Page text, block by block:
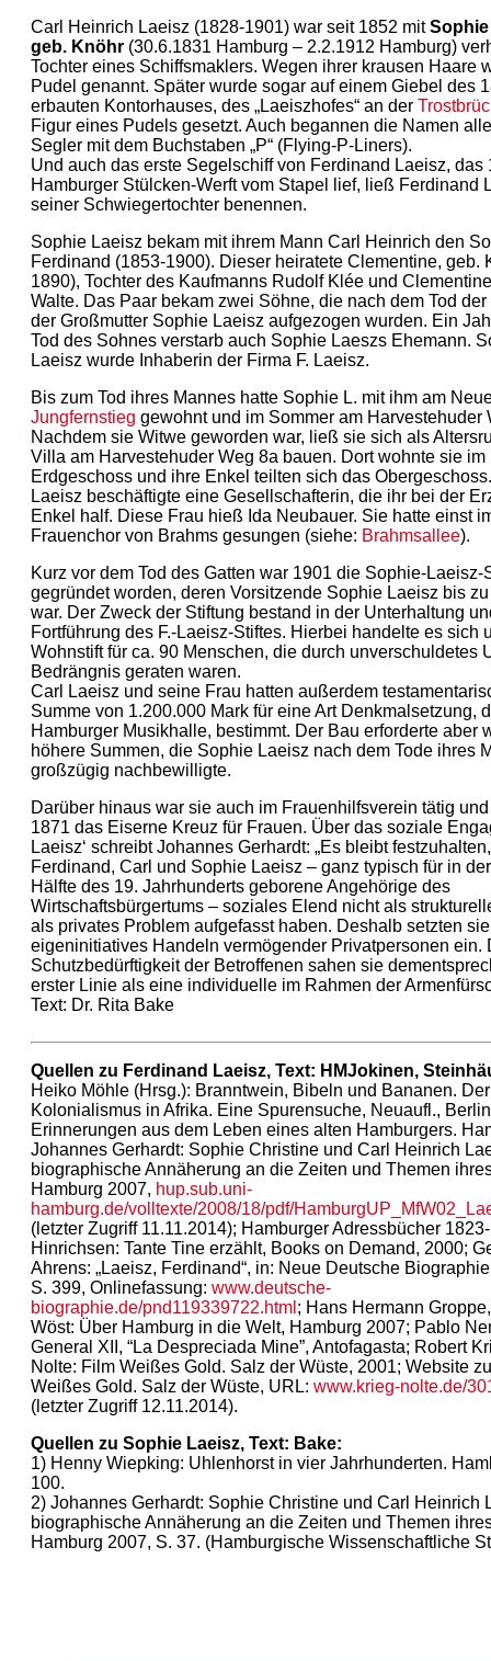
Carl Heinrich Laeisz (1828-1901) war seit 1852 mit
geb. Knöhr (30.6.1831 Hamburg – 2.2.1912 Hamburg)
Tochter eines Schiffsmaklers. Wegen ihrer krausen Haare
Pudel genannt. Später wurde sogar auf einem Giebel des
erbauten Kontorhauses, des „Laeiszhofes“ an der
Figur eines Pudels gesetzt. Auch begannen die Namen
Segler mit dem Buchstaben „P“ (Flying-P-Liners).
Und auch das erste Segelschiff von Ferdinand Laeisz, das
Hamburger Stülcken-Werft vom Stapel lief, ließ Ferdinand
seiner Schwiegertochter benennen.
Sophie Laeisz bekam mit ihrem Mann Carl Heinrich den
Ferdinand (1853-1900). Dieser heiratete Clementine, geb.
1890), Tochter des Kaufmanns Rudolf Klée und
Walte. Das Paar bekam zwei Söhne, die nach dem Tod
der Großmutter Sophie Laeisz aufgezogen wurden. Ein
Tod des Sohnes verstarb auch Sophie Laeszs Ehemann.
Laeisz wurde Inhaberin der Firma F. Laeisz.
Bis zum Tod ihres Mannes hatte Sophie L. mit ihm am
Jungfernstieg gewohnt und im Sommer am Harvestehuder
Nachdem sie Witwe geworden war, ließ sie sich als
Villa am Harvestehuder Weg 8a bauen. Dort wohnte sie im
Erdgeschoss und ihre Enkel teilten sich das
Laeisz beschäftigte eine Gesellschafterin, die ihr bei der
Enkel half. Diese Frau hieß Ida Neubauer. Sie hatte einst
Frauenchor von Brahms gesungen (siehe: Brahmsallee).
Kurz vor dem Tod des Gatten war 1901 die Sophie-Laeisz-
gegründet worden, deren Vorsitzende Sophie Laeisz bis
war. Der Zweck der Stiftung bestand in der Unterhaltung
Fortführung des F.-Laeisz-Stiftes. Hierbei handelte es sich
Wohnstift für ca. 90 Menschen, die durch unverschuldetes
Bedrängnis geraten waren.
Carl Laeisz und seine Frau hatten außerdem
Summe von 1.200.000 Mark für eine Art Denkmalsetzung,
Hamburger Musikhalle, bestimmt. Der Bau erforderte aber
höhere Summen, die Sophie Laeisz nach dem Tode ihres
großzügig nachbewilligte.
Darüber hinaus war sie auch im Frauenhilfsverein tätig
1871 das Eiserne Kreuz für Frauen. Über das soziale
Laeisz‘ schreibt Johannes Gerhardt: „Es bleibt
Ferdinand, Carl und Sophie Laeisz – ganz typisch für in
Hälfte des 19. Jahrhunderts geborene Angehörige des
Wirtschaftsbürgertums – soziales Elend nicht als
als privates Problem aufgefasst haben. Deshalb setzten
eigeninitiatives Handeln vermögender Privatpersonen ein.
Schutzbedürftigkeit der Betroffenen sahen sie
erster Linie als eine individuelle im Rahmen der
Text: Dr. Rita Bake
Quellen zu Ferdinand Laeisz, Text: HMJokinen,
Heiko Möhle (Hrsg.): Branntwein, Bibeln und Bananen.
Kolonialismus in Afrika. Eine Spurensuche, Neuaufl.,
Erinnerungen aus dem Leben eines alten Hamburgers.
Johannes Gerhardt: Sophie Christine und Carl Heinrich
biographische Annäherung an die Zeiten und Themen
Hamburg 2007, hup.sub.uni-
hamburg.de/volltexte/2008/18/pdf/
(letzter Zugriff 11.11.2014); Hamburger Adressbücher
Hinrichsen: Tante Tine erzählt, Books on Demand, 2000;
Ahrens: „Laeisz, Ferdinand“, in: Neue Deutsche
S. 399, Onlinefassung: www.deutsche-
biographie.de/pnd119339722.html ; Hans Hermann
Wöst: Über Hamburg in die Welt, Hamburg 2007; Pablo
General XII, “La Despreciada Mine”, Antofagasta; Robert
Nolte: Film Weißes Gold. Salz der Wüste, 2001; Website
Weißes Gold. Salz der Wüste, URL: www.krieg-nolte.de/
(letzter Zugriff 12.11.2014).
Quellen zu Sophie Laeisz, Text: Bake:
1) Henny Wiepking: Uhlenhorst in vier Jahrhunderten.
100.
2) Johannes Gerhardt: Sophie Christine und Carl Heinrich
biographische Annäherung an die Zeiten und Themen
Hamburg 2007, S. 37. (Hamburgische Wissenschaftliche